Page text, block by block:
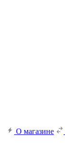
О магазине